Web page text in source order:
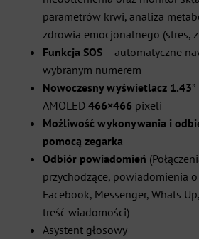
parametrów krwi, analiza
zdrowia emocjonalnego (stres,
Funkcja SOS – automatyczne
wybranym numerem
Nowoczesny wyświetlacz 1.43”
AMOLED 466×466 pixeli
Możliwość wykonywania i
pomocą zegarka
Odbiór powiadomień
przychodzące, powiadomienia
Facebook, Messenger, Whats
treść wiadomości)
Asystent głosowy